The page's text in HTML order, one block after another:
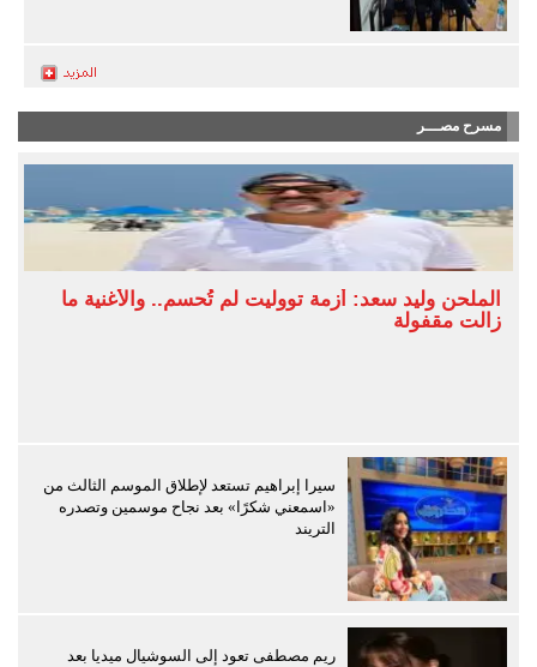
مسرح مصـــر
الملحن وليد سعد: أزمة تووليت لم تُحسم.. والأغنية ما
زالت مقفولة
سيرا إبراهيم تستعد لإطلاق الموسم الثالث من
«اسمعني شكرًا» بعد نجاح موسمين وتصدره
التريند
ريم مصطفى تعود إلى السوشيال ميديا بعد